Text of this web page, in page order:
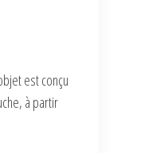
est conçu
à partir